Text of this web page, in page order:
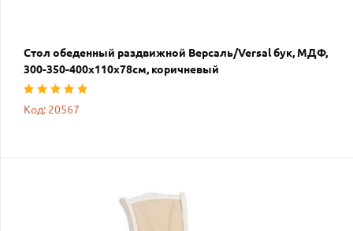
Стол обеденный раздвижной Версаль/Versal бук, МДФ,
300-350-400х110х78см, коричневый
Код: 20567